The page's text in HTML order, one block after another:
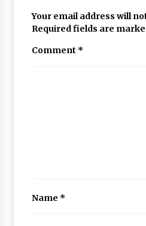
Your email address will
Required fields are
Comment *
Name *